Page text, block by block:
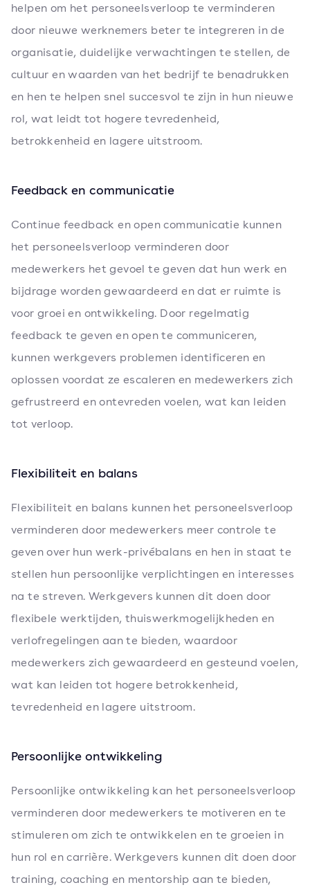
helpen om het personeelsverloop te verminderen
door nieuwe werknemers beter te integreren in de
organisatie, duidelijke verwachtingen te stellen, de
cultuur en waarden van het bedrijf te benadrukken
en hen te helpen snel succesvol te zijn in hun nieuwe
rol, wat leidt tot hogere tevredenheid,
betrokkenheid en lagere uitstroom.
Feedback en communicatie
Continue feedback en open communicatie kunnen
het personeelsverloop verminderen door
medewerkers het gevoel te geven dat hun werk en
bijdrage worden gewaardeerd en dat er ruimte is
voor groei en ontwikkeling. Door regelmatig
feedback te geven en open te communiceren,
kunnen werkgevers problemen identificeren en
oplossen voordat ze escaleren en medewerkers zich
gefrustreerd en ontevreden voelen, wat kan leiden
tot verloop.
Flexibiliteit en balans
Flexibiliteit en balans kunnen het personeelsverloop
verminderen door medewerkers meer controle te
geven over hun werk-privébalans en hen in staat te
stellen hun persoonlijke verplichtingen en interesses
na te streven. Werkgevers kunnen dit doen door
flexibele werktijden, thuiswerkmogelijkheden en
verlofregelingen aan te bieden, waardoor
medewerkers zich gewaardeerd en gesteund voelen,
wat kan leiden tot hogere betrokkenheid,
tevredenheid en lagere uitstroom.
Persoonlijke ontwikkeling
Persoonlijke ontwikkeling kan het personeelsverloop
verminderen door medewerkers te motiveren en te
stimuleren om zich te ontwikkelen en te groeien in
hun rol en carrière. Werkgevers kunnen dit doen door
training, coaching en mentorship aan te bieden,